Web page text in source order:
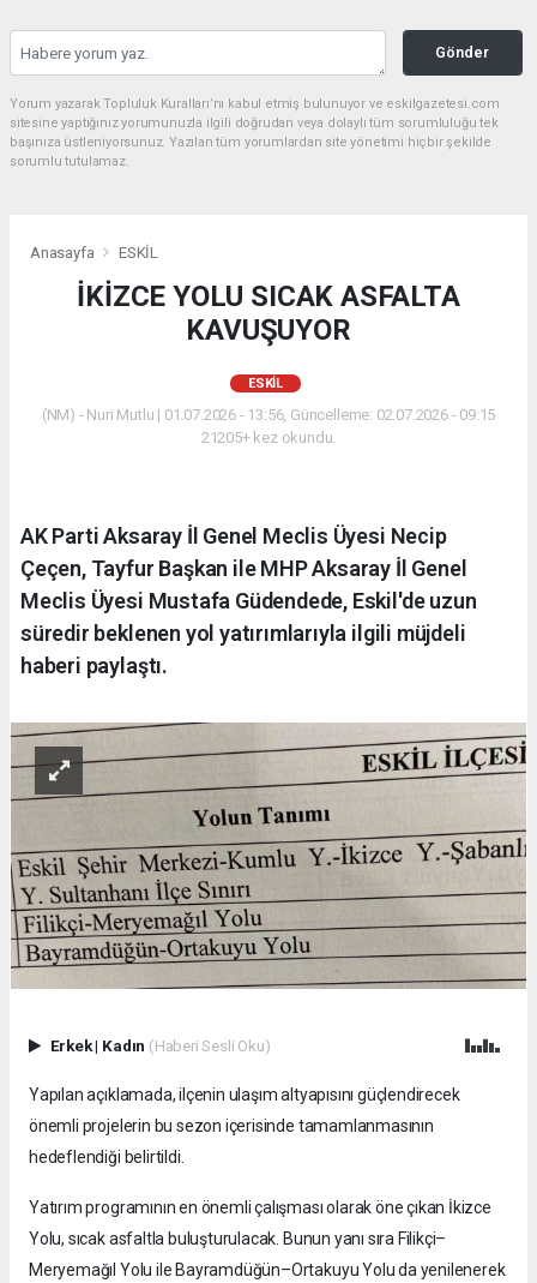
Gönder
Yorum yazarak Topluluk Kuralları’nı kabul etmiş bulunuyor ve eskilgazetesi.com
sitesine yaptığınız yorumunuzla ilgili doğrudan veya dolaylı tüm sorumluluğu tek
başınıza üstleniyorsunuz. Yazılan tüm yorumlardan site yönetimi hiçbir şekilde
sorumlu tutulamaz.
Anasayfa ESKİL
İKİZCE YOLU SICAK ASFALTA
KAVUŞUYOR
ESKİL
(NM) - Nuri Mutlu | 01.07.2026 - 13:56, Güncelleme: 02.07.2026 - 09:15
21205+ kez okundu.
AK Parti Aksaray İl Genel Meclis Üyesi Necip
Çeçen, Tayfur Başkan ile MHP Aksaray İl Genel
Meclis Üyesi Mustafa Güdendede, Eskil'de uzun
süredir beklenen yol yatırımlarıyla ilgili müjdeli
haberi paylaştı.
Erkek| Kadın (Haberi Sesli Oku)
Yapılan açıklamada, ilçenin ulaşım altyapısını güçlendirecek
önemli projelerin bu sezon içerisinde tamamlanmasının
hedeflendiği belirtildi.
Yatırım programının en önemli çalışması olarak öne çıkan İkizce
Yolu, sıcak asfaltla buluşturulacak. Bunun yanı sıra Filikçi–
Meryemağıl Yolu ile Bayramdüğün–Ortakuyu Yolu da yenilenerek